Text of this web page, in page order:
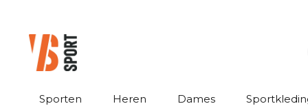
Sporten Heren Dames